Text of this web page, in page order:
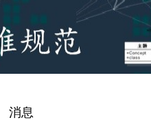
消息